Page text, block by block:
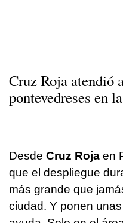
Cruz Roja atendió
pontevedreses en
Desde Cruz Roja en
que el despliegue
más grande que
ciudad. Y ponen